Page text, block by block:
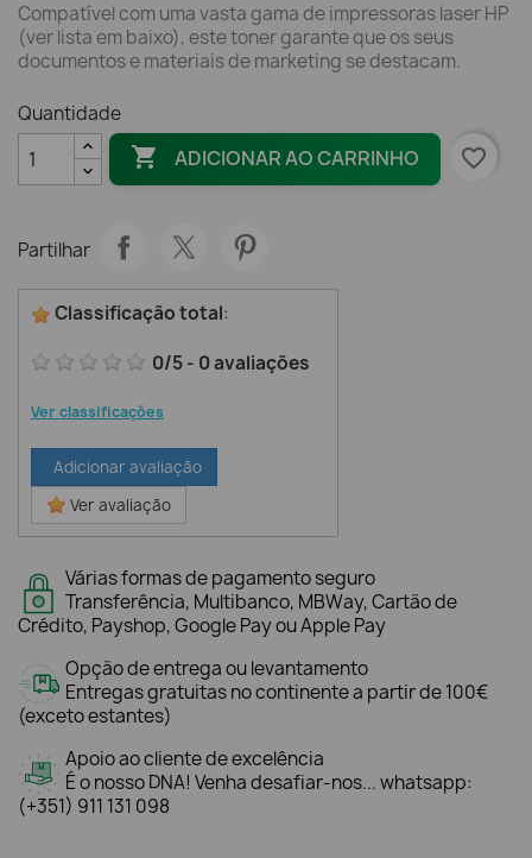
Compatível com uma vasta gama de impressoras laser HP
(ver lista em baixo), este toner garante que os seus
documentos e materiais de marketing se destacam.
Quantidade
 ADICIONAR AO CARRINHO favorite_border
Partilhar
Classificação total:
0/5- 0avaliações
Ver classificações
Adicionar avaliação
Ver avaliação
Várias formas de pagamento seguro
Transferência, Multibanco, MBWay, Cartão de
Crédito, Payshop, Google Pay ou Apple Pay
Opção de entrega ou levantamento
Entregas gratuitas no continente a partir de 100€
(exceto estantes)
Apoio ao cliente de excelência
É o nosso DNA! Venha desafiar-nos... whatsapp:
(+351) 911 131 098